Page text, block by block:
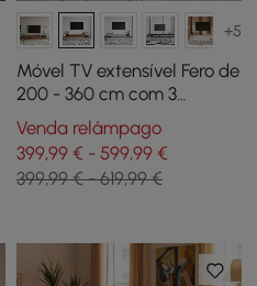
+5
Móvel TV extensível Fero de
200 - 360 cm com 3
gavetas nogueira
Venda relâmpago
399,99 € - 599,99 €
399,99 € - 619,99 €